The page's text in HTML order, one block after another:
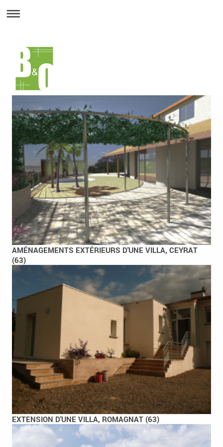
AMÉNAGEMENTS EXTÉRIEURS D'UNE VILLA, CEYRAT
(63)
EXTENSION D'UNE VILLA, ROMAGNAT (63)